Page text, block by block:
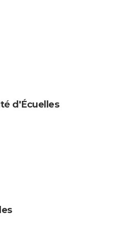
d'Écuelles